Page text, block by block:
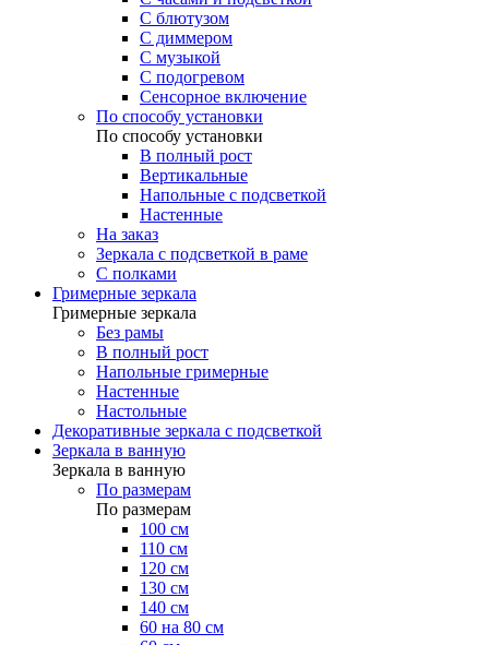
С блютузом
С диммером
С музыкой
С подогревом
Сенсорное включение
По способу установки
По способу установки
В полный рост
Вертикальные
Напольные с подсветкой
Настенные
На заказ
Зеркала с подсветкой в раме
С полками
Гримерные зеркала
Гримерные зеркала
Без рамы
В полный рост
Напольные гримерные
Настенные
Настольные
Декоративные зеркала с подсветкой
Зеркала в ванную
Зеркала в ванную
По размерам
По размерам
100 см
110 см
120 см
130 см
140 см
60 на 80 см